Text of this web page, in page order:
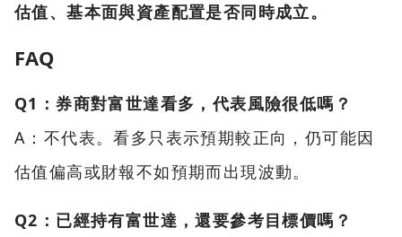
估值、基本面與資產配置是否同時成立。
FAQ
Q1：券商對富世達看多，代表風險很低嗎？
A：不代表。看多只表示預期較正向，仍可能因
估值偏高或財報不如預期而出現波動。
Q2：已經持有富世達，還要參考目標價嗎？